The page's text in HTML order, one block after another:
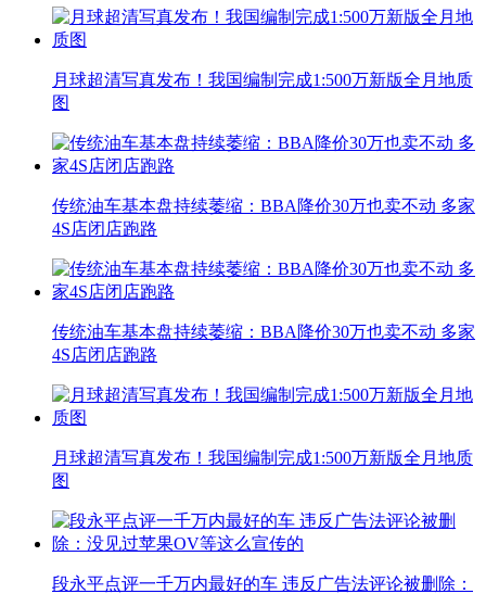
月球超清写真发布！我国编制完成1:500万新版全月地质
图
传统油车基本盘持续萎缩：BBA降价30万也卖不动 多家
4S店闭店跑路
传统油车基本盘持续萎缩：BBA降价30万也卖不动 多家
4S店闭店跑路
月球超清写真发布！我国编制完成1:500万新版全月地质
图
段永平点评一千万内最好的车 违反广告法评论被删除：